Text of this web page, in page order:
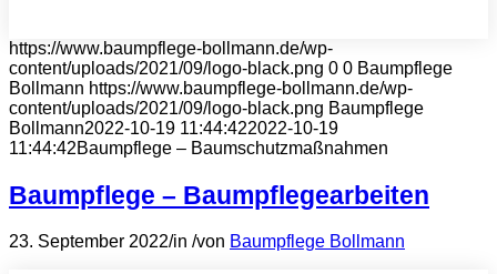
https://www.baumpflege-bollmann.de/wp-
content/uploads/2021/09/logo-black.png 0 0 Baumpflege
Bollmann https://www.baumpflege-bollmann.de/wp-
content/uploads/2021/09/logo-black.png Baumpflege
Bollmann2022-10-19 11:44:422022-10-19
11:44:42Baumpflege – Baumschutzmaßnahmen
Baumpflege – Baumpflegearbeiten
23. September 2022/in /von Baumpflege Bollmann